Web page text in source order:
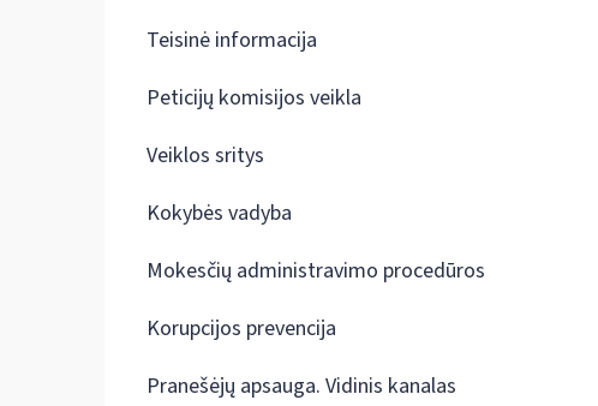
Teisinė informacija
Peticijų komisijos veikla
Veiklos sritys
Kokybės vadyba
Mokesčių administravimo procedūros
Korupcijos prevencija
Pranešėjų apsauga. Vidinis kanalas